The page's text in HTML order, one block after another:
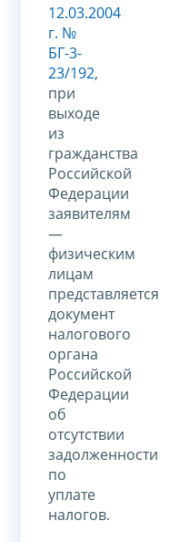
12.03.2004
г. №
БГ-3-
23/192,
при
выходе
из
гражданства
Российской
Федерации
заявителям
—
физическим
лицам
представляется
документ
налогового
органа
Российской
Федерации
об
отсутствии
задолженности
по
уплате
налогов.